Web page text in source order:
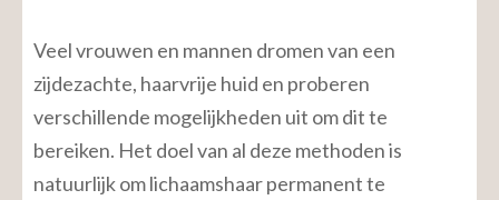
Veel vrouwen en mannen dromen van een
zijdezachte, haarvrije huid en proberen
verschillende mogelijkheden uit om dit te
bereiken. Het doel van al deze methoden is
natuurlijk om lichaamshaar permanent te